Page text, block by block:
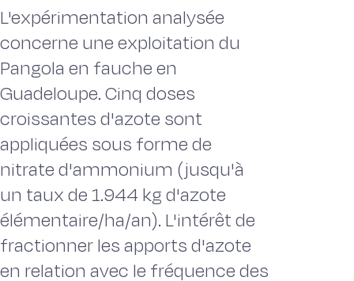
L'expérimentation analysée
concerne une exploitation du
Pangola en fauche en
Guadeloupe. Cinq doses
croissantes d'azote sont
appliquées sous forme de
nitrate d'ammonium (jusqu'à
un taux de 1.944 kg d'azote
élémentaire/ha/an). L'intérêt de
fractionner les apports d'azote
en relation avec le fréquence des